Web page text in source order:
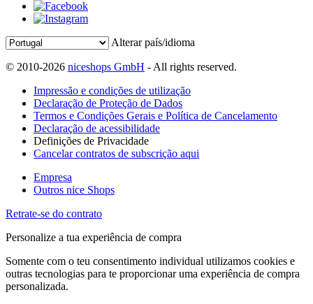
Alterar país/idioma
© 2010-2026 niceshops GmbH - All rights reserved.
Impressão e condições de utilização
Declaração de Proteção de Dados
Termos e Condições Gerais e Política de Cancelamento
Declaração de acessibilidade
Definições de Privacidade
Cancelar contratos de subscrição aqui
Empresa
Outros nice Shops
Retrate-se do contrato
Personalize a tua experiência de compra
Somente com o teu consentimento individual utilizamos cookies e
outras tecnologias para te proporcionar uma experiência de compra
personalizada.